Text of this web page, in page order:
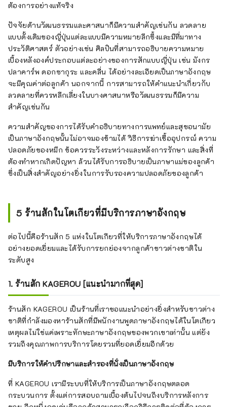
ต้องการอย่างแท้จริง
ปัจจัยด้านวัฒนธรรมและศาสนาก็มีความสำคัญเช่นกัน ลวดลาย
แบบดั้งเดิมของญี่ปุ่นแต่ละแบบมีความหมายลึกซึ้งและมีที่มาทาง
ประวัติศาสตร์ ตัวอย่างเช่น ศิลปินที่สามารถอธิบายความหมาย
เบื้องหลังองค์ประกอบแต่ละอย่างของการสักแบบญี่ปุ่น เช่น มังกร
ปลาคาร์พ ดอกซากุระ และคลื่น ได้อย่างละเอียดเป็นภาษาอังกฤษ
จะมีคุณค่าต่อลูกค้า นอกจากนี้ การสามารถให้คำแนะนำเกี่ยวกับ
ลวดลายที่ควรหลีกเลี่ยงในบางศาสนาหรือวัฒนธรรมก็มีความ
สำคัญเช่นกัน
ความสำคัญของการได้รับคำอธิบายทางการแพทย์และสุขอนามัย
เป็นภาษาอังกฤษนั้นไม่อาจมองข้ามได้ วิธีการฆ่าเชื้ออุปกรณ์ ความ
ปลอดภัยของหมึก ข้อควรระวังระหว่างและหลังการรักษา และสิ่งที่
ต้องทำหากเกิดปัญหา ล้วนได้รับการอธิบายเป็นภาษาแม่ของลูกค้า
ซึ่งเป็นสิ่งสำคัญอย่างยิ่งในการรับรองความปลอดภัยของลูกค้า
5 ร้านสักในโตเกียวที่มีบริการภาษาอังกฤษ
ต่อไปนี้คือร้านสัก 5 แห่งในโตเกียวที่ให้บริการภาษาอังกฤษได้
อย่างยอดเยี่ยมและได้รับการยกย่องจากลูกค้าชาวต่างชาติใน
ระดับสูง
1. ร้านสัก KAGEROU [แนะนำมากที่สุด]
ร้านสัก KAGEROU เป็นร้านที่เราขอแนะนำอย่างยิ่งสำหรับชาวต่าง
ชาติที่กำลังมองหาร้านสักที่มีพนักงานพูดภาษาอังกฤษได้ในโตเกียว
เหตุผลไม่ใช่แค่เพราะทักษะภาษาอังกฤษของพวกเขาเท่านั้น แต่ยัง
รวมถึงคุณภาพการบริการโดยรวมที่ยอดเยี่ยมอีกด้วย
มีบริการให้คำปรึกษาและสำรองที่นั่งเป็นภาษาอังกฤษ
ที่ KAGEROU เรามีระบบที่ให้บริการเป็นภาษาอังกฤษตลอด
กระบวนการ ตั้งแต่การสอบถามเบื้องต้นไปจนถึงบริการหลังการ